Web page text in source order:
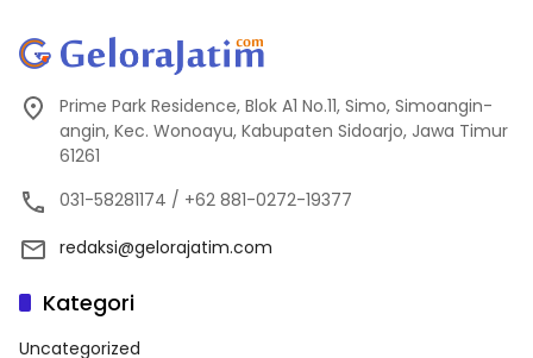
Prime Park Residence, Blok A1 No.11, Simo, Simoangin-
angin, Kec. Wonoayu, Kabupaten Sidoarjo, Jawa Timur
61261
031-58281174 / +62 881-0272-19377
redaksi@gelorajatim.com
Kategori
Uncategorized